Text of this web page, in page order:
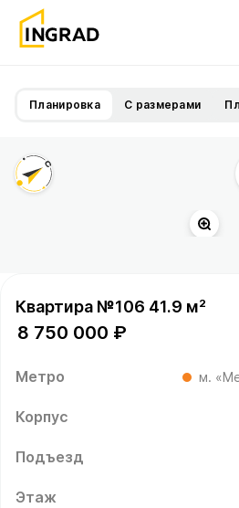
Планировка С размерами
Квартира №106 41.9 м²
8 750 000 ₽
Метро м.
Корпус
Подъезд
Этаж